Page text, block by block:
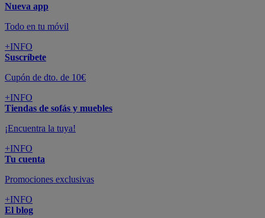
Nueva app
Todo en tu móvil
+INFO
Suscríbete
Cupón de dto. de 10€
+INFO
Tiendas de sofás y muebles
¡Encuentra la tuya!
+INFO
Tu cuenta
Promociones exclusivas
+INFO
El blog